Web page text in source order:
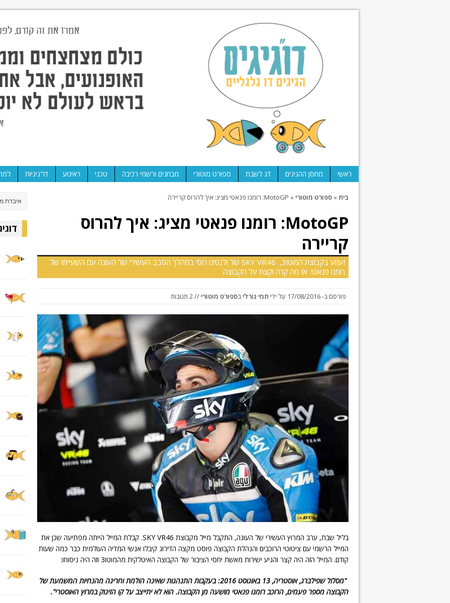
ראשי מחסן ההגיגים דג לשבת ספורט מוטורי מבחנים ורשמי רכיבה טכני ראינוע דו"גיגיות
בית» ספורט מוטורי »
MotoGP: רומנו פנאטי מציג: איך להרוס
קריירה
זעזוע בקבוצת המוטו3, SKY VR46 של ולנטינו רוסי במהלך הסבב העשירי של העונה עם השעייתו של
רומנו פנאטי. אז מה קרה וקצת על הקבוצה
פורסם ב-17/08/2016 על ידי תמי גורלי בספורט מוטורי // 2 תגובות
בליל שבת, ערב המרוץ העשירי של העונה, התקבל מייל מקבוצת SKY VR46. קבלת המייל הייתה מפתיעה שכן את
המייל הרשמי עם ציטוטי הרוכבים והנהלת הקבוצה פוסט מקצה הדירוג קיבלו אנשי המדיה העולמית כבר כמה שעות
קודם. המייל הזה היה קצר והגיע ישירות מאשת יחסי הציבור של הקבוצה האיטלקית מהמוטו3 וזה היה ניסוחו:
"מסלול שפילברג, אוסטריה, 13 באוגוסט 2016: בעקבות התנהגות שאינה הולמת וחריגה מהנחיות המשמעת של
הקבוצה מספר פעמים, הרוכב רומנו פנאטי מושעה מן הקבוצה. הוא לא יתייצב על קו הזינוק במרוץ האוסטרי".